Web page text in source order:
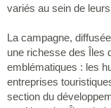
variés au sein de
La campagne,
une richesse des Îles
emblématiques : les
entreprises
section du